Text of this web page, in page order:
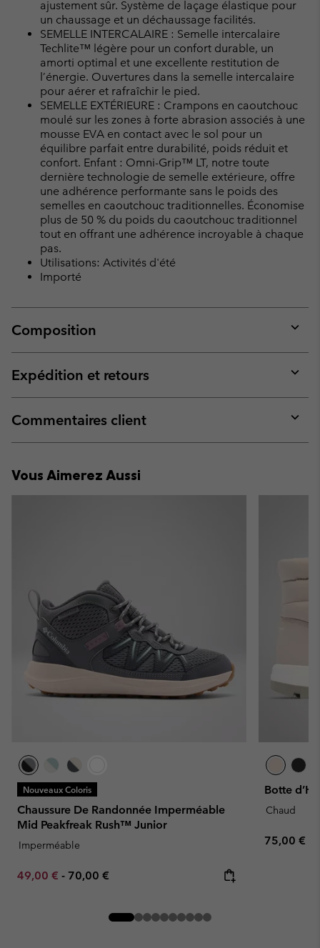
ajustement sûr. Système de laçage élastique pour
un chaussage et un déchaussage facilités.
SEMELLE INTERCALAIRE : Semelle intercalaire
Techlite™ légère pour un confort durable, un
amorti optimal et une excellente restitution de
l’énergie. Ouvertures dans la semelle intercalaire
pour aérer et rafraîchir le pied.
SEMELLE EXTÉRIEURE : Crampons en caoutchouc
moulé sur les zones à forte abrasion associés à une
mousse EVA en contact avec le sol pour un
équilibre parfait entre durabilité, poids réduit et
confort. Enfant : Omni-Grip™ LT, notre toute
dernière technologie de semelle extérieure, offre
une adhérence performante sans le poids des
semelles en caoutchouc traditionnelles. Économise
plus de 50 % du poids du caoutchouc traditionnel
tout en offrant une adhérence incroyable à chaque
pas.
Utilisations: Activités d'été
Importé
Composition
or
Expédition et retours
or
Commentaires client
or
Vous Aimerez Aussi
Nouveaux Coloris
Chaussure De Randonnée Imperméable
Mid Peakfreak Rush™ Junior
Imperméable
Minimum sale price:
49,00 € - Maximum price:
70,00 €
Botte
Chaud
Regular
75,00 €